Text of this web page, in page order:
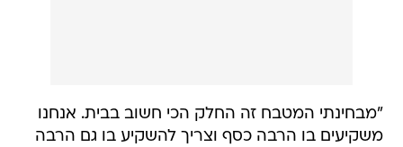
"מבחינתי המטבח זה החלק הכי חשוב בבית. אנחנו
משקיעים בו הרבה כסף וצריך להשקיע בו גם הרבה